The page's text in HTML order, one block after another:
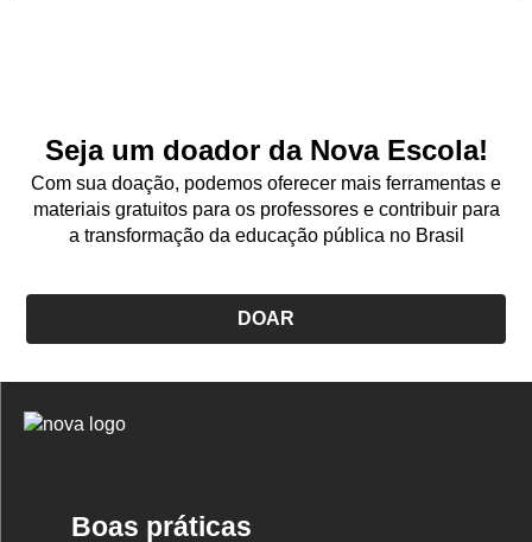
Seja um doador da Nova Escola!
Com sua doação, podemos oferecer mais ferramentas e
materiais gratuitos para os professores e contribuir para
a transformação da educação pública no Brasil
DOAR
Logo
Boas práticas